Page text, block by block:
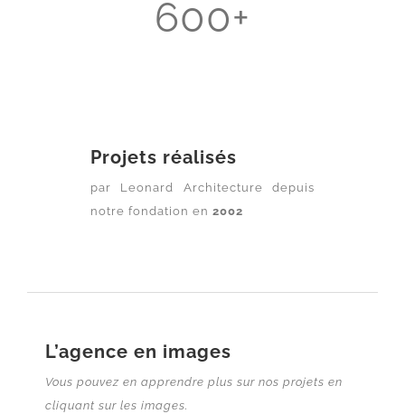
600+
Projets réalisés
par Leonard Architecture depuis
notre fondation en 2002
L’agence en images
Vous pouvez en apprendre plus sur nos projets en
cliquant sur les images.